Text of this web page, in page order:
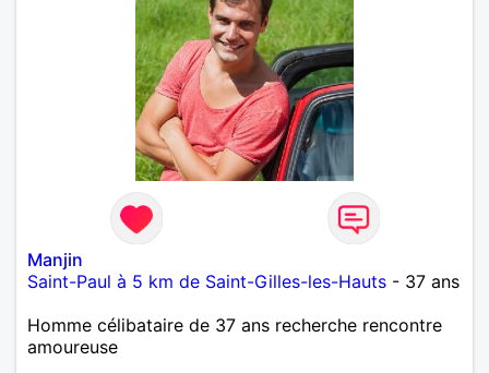
Manjin
Saint-Paul à 5 km de Saint-Gilles-les-Hauts - 37 ans
Homme célibataire de 37 ans recherche rencontre
amoureuse